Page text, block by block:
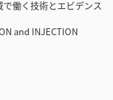
働く技術とエビデンス
and INJECTION